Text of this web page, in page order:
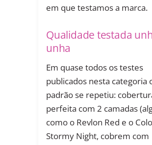
em que testamos a marca.
Qualidade testada
unha
Em quase todos os testes
publicados nesta categoria
padrão se repetiu:
perfeita com 2 camadas
como o Revlon Red e o
Stormy Night, cobrem com